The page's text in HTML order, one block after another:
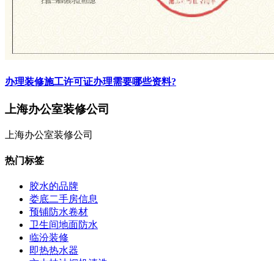
办理装修施工许可证办理需要哪些资料?
上海办公室装修公司
上海办公室装修公司
热门标签
胶水的品牌
娄底二手房信息
预铺防水卷材
卫生间地面防水
临汾装修
即热热水器